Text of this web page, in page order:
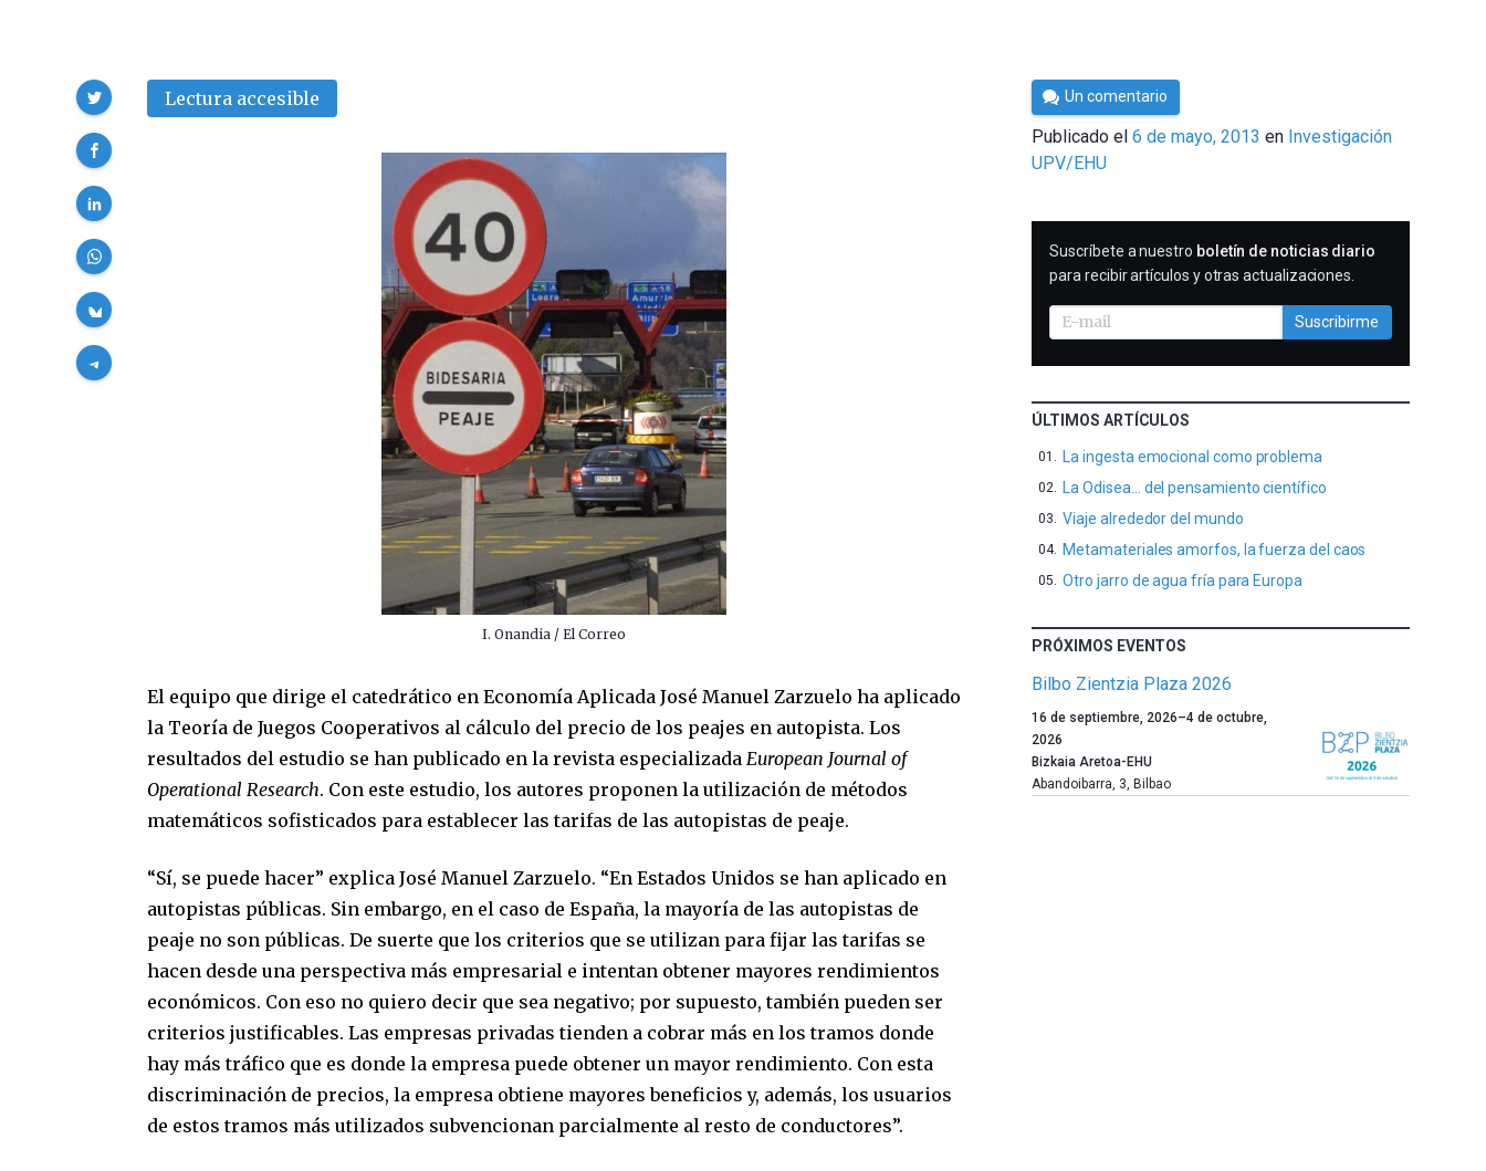
Lectura accesible
I. Onandia / El Correo
El equipo que dirige el catedrático en Economía Aplicada José Manuel Zarzuelo ha aplicado
la Teoría de Juegos Cooperativos al cálculo del precio de los peajes en autopista. Los
resultados del estudio se han publicado en la revista especializadaEuropean Journal of
Operational Research. Con este estudio, los autores proponen la utilización de métodos
matemáticos sofisticados para establecer las tarifas de las autopistas de peaje.
“Sí, se puede hacer” explica José Manuel Zarzuelo. “En Estados Unidos se han aplicado en
autopistas públicas. Sin embargo, en el caso de España, la mayoría de las autopistas de
peaje no son públicas. De suerte que los criterios que se utilizan para fijar las tarifas se
hacen desde una perspectiva más empresarial e intentan obtener mayores rendimientos
económicos. Con eso no quiero decir que sea negativo; por supuesto, también pueden ser
criterios justificables. Las empresas privadas tienden a cobrar más en los tramos donde
hay más tráfico que es donde la empresa puede obtener un mayor rendimiento. Con esta
discriminación de precios, la empresa obtiene mayores beneficios y, además, los usuarios
de estos tramos más utilizados subvencionan parcialmente al resto de conductores”.
Compartir
Por
Cultura
Cientifica
Un comentario
Publicado el6 de mayo, 2013 en Investigación
UPV/EHU
SUSCRIBIRME
Suscríbete a nuestro boletín de noticias diario
para recibir artículos y otras actualizaciones.
Suscribirme
ÚLTIMOS ARTÍCULOS
La ingesta emocional como problema
La Odisea… del pensamiento científico
Viaje alrededor del mundo
Metamateriales amorfos, la fuerza del caos
Otro jarro de agua fría para Europa
PRÓXIMOS EVENTOS
Bilbo Zientzia Plaza 2026
Un
año
más,
Bilbao
16 de septiembre, 2026–4 de octubre,
2026
Bizkaia Aretoa-EHU
Abandoibarra, 3, Bilbao